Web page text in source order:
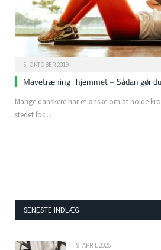
5. OKTOBER 2019
Mavetræning i hjemmet – Sådan gør
Mange danskere har et ønske om at holde
stedet for…
SENESTE INDLÆG:
9. APRIL 2026